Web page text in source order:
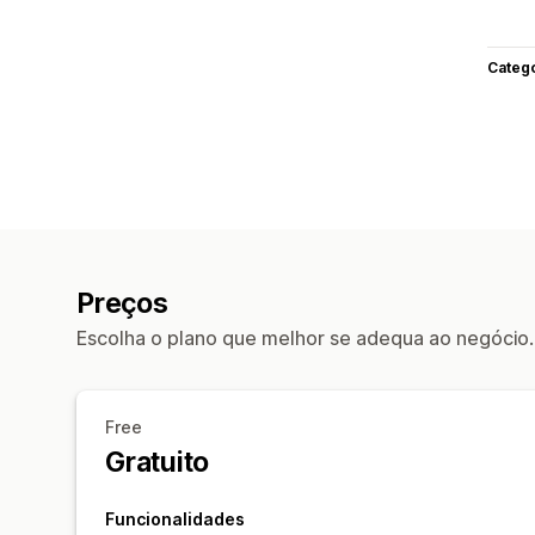
Preços
Escolha o plano que melhor se adequa ao negócio.
Free
Gratuito
Funcionalidades